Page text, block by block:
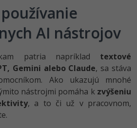
-10%
bezpečnost
podpis
AI nástrojov
patria napríklad textové
Gemini alebo Claude, sa stáva
Ako ukazujú mnohé
nástrojmi pomáha k zvýšeniu
, a to či už v pracovnom,